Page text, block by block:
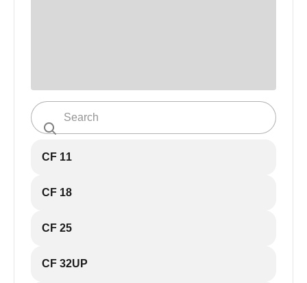
CF 11
CF 18
CF 25
CF 32UP